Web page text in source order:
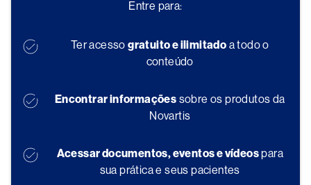
Entre para:
Ter acessogratuito e ilimitado a todo o
conteúdo
Encontrar informações sobre os produtos da
Novartis
Acessar documentos, eventos e vídeospara
sua prática e seus pacientes